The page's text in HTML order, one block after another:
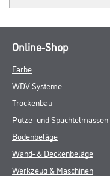
Online-Shop
Farbe
WDV-Systeme
Trockenbau
Putze- und Spachtelmassen
Bodenbeläge
Wand- & Deckenbeläge
Werkzeug & Maschinen